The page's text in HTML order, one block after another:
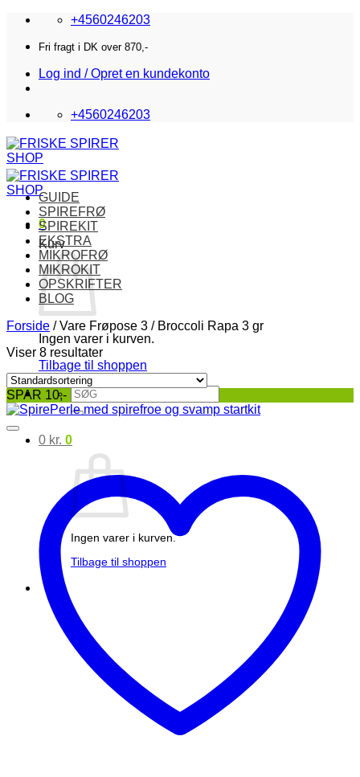
Fortsæt
indhold
+4560246203
Fri fragt i DK over 870,-
Log ind / Opret en kundekonto
+4560246203
0
Kurv
Ingen varer i kurven.
Tilbage til shoppen
Søg
efter:
0 kr. 0
Ingen varer i kurven.
Tilbage til shoppen
GUIDE
SPIREFRØ
SPIREKIT
EKSTRA
MIKROFRØ
MIKROKIT
OPSKRIFTER
BLOG
Forside /Vare Frøpose 3 /Broccoli Rapa 3 gr
Viser 8 resultater
SPAR 10,-